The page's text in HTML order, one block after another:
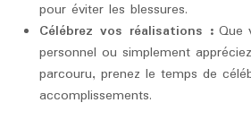
pour éviter les blessures.
Célébrez vos réalisations : Que
personnel ou simplement
parcouru, prenez le temps de
accomplissements.